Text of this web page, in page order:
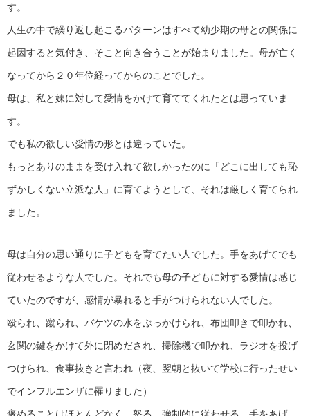
す。
人生の中で繰り返し起こるパターンはすべて幼少期の母との関係に
起因すると気付き、そこと向き合うことが始まりました。母が亡く
なってから２０年位経ってからのことでした。
母は、私と妹に対して愛情をかけて育ててくれたとは思っていま
す。
でも私の欲しい愛情の形とは違っていた。
もっとありのままを受け入れて欲しかったのに「どこに出しても恥
ずかしくない立派な人」に育てようとして、それは厳しく育てられ
ました。
母は自分の思い通りに子どもを育てたい人でした。手をあげてでも
従わせるような人でした。それでも母の子どもに対する愛情は感じ
ていたのですが、感情が暴れると手がつけられない人でした。
殴られ、蹴られ、バケツの水をぶっかけられ、布団叩きで叩かれ、
玄関の鍵をかけて外に閉めだされ、掃除機で叩かれ、ラジオを投げ
つけられ、食事抜きと言われ（夜、翌朝と抜いて学校に行ったせい
でインフルエンザに罹りました）